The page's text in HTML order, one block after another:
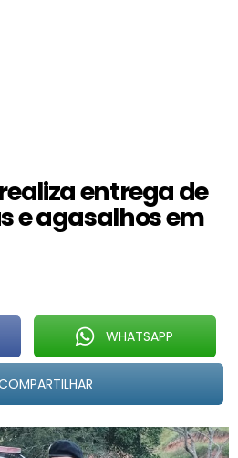
entrega de
e agasalhos em
WHATSAPP